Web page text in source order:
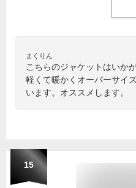
まくりん
こちらのジャケットはいか
軽くて暖かくオーバーサイ
います。オススメします。
15